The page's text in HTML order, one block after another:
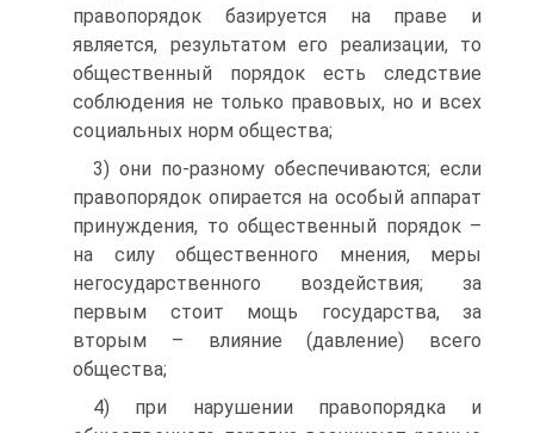
правопорядок базируется на праве и
является, результатом его реализации, то
общественный порядок есть следствие
соблюдения не только правовых, но и всех
социальных норм общества;
3) они по-разному обеспечиваются; если
правопорядок опирается на особый аппарат
принуждения, то общественный порядок –
на силу общественного мнения, меры
негосударственного воздействия; за
первым стоит мощь государства, за
вторым – влияние (давление) всего
общества;
4) при нарушении правопорядка и